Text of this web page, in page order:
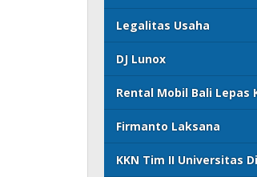
Legalitas Usaha
DJ Lunox
Rental Mobil Bali Lepas
Firmanto Laksana
KKN Tim II Universitas